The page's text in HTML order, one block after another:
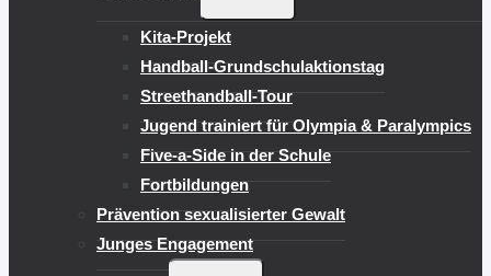
Kita-Projekt
Handball-Grundschulaktionstag
Streethandball-Tour
Jugend trainiert für Olympia & Paralympics
Five-a-Side in der Schule
Fortbildungen
Prävention sexualisierter Gewalt
Junges Engagement